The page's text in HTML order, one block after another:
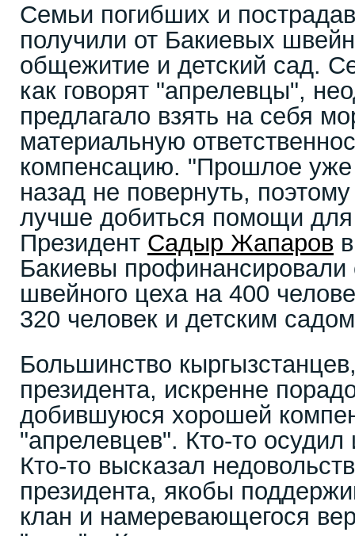
Семьи погибших и
получили от Бакиевых
общежитие и детский сад.
как говорят "апрелевцы",
предлагало взять на себя
материальную
компенсацию. "Прошлое уже
назад не повернуть,
лучше добиться помощи
Президент Садыр Жапаров
Бакиевы профинансировали
швейного цеха на 400
320 человек и детским
Большинство
президента, искренне
добившуюся хорошей
"апрелевцев". Кто-то
Кто-то высказал
президента, якобы
клан и намеревающегося